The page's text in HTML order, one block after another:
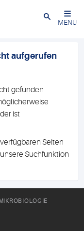
Schließen
MENU
aufgerufen
gefunden
ist
Seiten
Suchfunktion